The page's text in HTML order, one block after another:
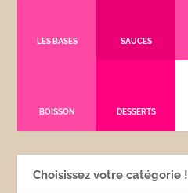
LES BASES SAUCES
BOISSON DESSERTS
Choisissez votre catégorie !